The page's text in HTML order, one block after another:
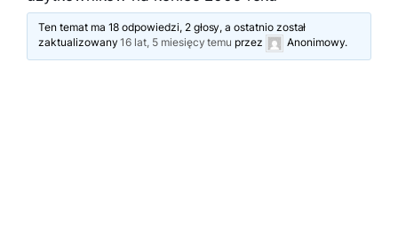
Ten temat ma 18 odpowiedzi, 2 głosy, a ostatnio został
zaktualizowany16 lat, 5 miesięcy temu przez Anonimowy.